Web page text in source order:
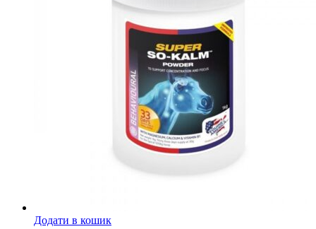
Додати в кошик